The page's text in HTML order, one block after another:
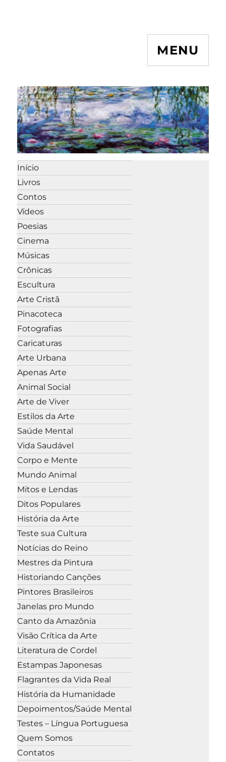
MENU
Início
Livros
Contos
Vídeos
Poesias
Cinema
Músicas
Crônicas
Escultura
Arte Cristã
Pinacoteca
Fotografias
Caricaturas
Arte Urbana
Apenas Arte
Animal Social
Arte de Viver
Estilos da Arte
Saúde Mental
Vida Saudável
Corpo e Mente
Mundo Animal
Mitos e Lendas
Ditos Populares
História da Arte
Teste sua Cultura
Notícias do Reino
Mestres da Pintura
Historiando Canções
Pintores Brasileiros
Janelas pro Mundo
Canto da Amazônia
Visão Crítica da Arte
Literatura de Cordel
Estampas Japonesas
Flagrantes da Vida Real
História da Humanidade
Depoimentos/Saúde Mental
Testes – Língua Portuguesa
Quem Somos
Contatos